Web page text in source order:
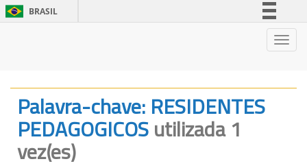
BRASIL
Legislação
Canais
Palavra-chave: RESIDENTES
PEDAGOGICOSutilizada 1
vez(es)